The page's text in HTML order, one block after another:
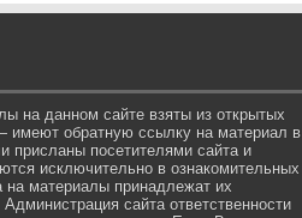
на данном сайте взяты из открытых
имеют обратную ссылку на материал в
присланы посетителями сайта и
исключительно в ознакомительных
на материалы принадлежат их
сайта ответственности